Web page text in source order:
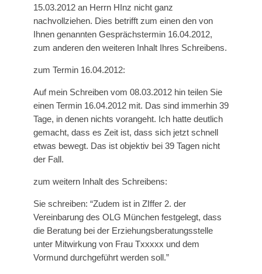
15.03.2012 an Herrn HInz nicht ganz
nachvollziehen. Dies betrifft zum einen den von
Ihnen genannten Gesprächstermin 16.04.2012,
zum anderen den weiteren Inhalt Ihres Schreibens.
zum Termin 16.04.2012:
Auf mein Schreiben vom 08.03.2012 hin teilen Sie
einen Termin 16.04.2012 mit. Das sind immerhin 39
Tage, in denen nichts vorangeht. Ich hatte deutlich
gemacht, dass es Zeit ist, dass sich jetzt schnell
etwas bewegt. Das ist objektiv bei 39 Tagen nicht
der Fall.
zum weitern Inhalt des Schreibens:
Sie schreiben: “Zudem ist in ZIffer 2. der
Vereinbarung des OLG München festgelegt, dass
die Beratung bei der Erziehungsberatungsstelle
unter Mitwirkung von Frau Txxxxx und dem
Vormund durchgeführt werden soll.”